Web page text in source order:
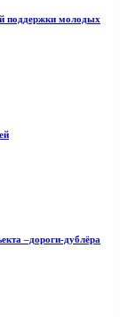
поддержки молодых
–дороги-дублёра